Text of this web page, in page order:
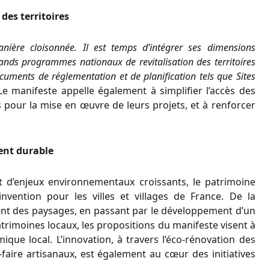
territoires
cloisonnée. Il est temps d’intégrer ses dimensions
programmes nationaux de revitalisation des territoires
de réglementation et de planification tels que Sites
manifeste appelle également à simplifier l’accès des
pour la mise en œuvre de leurs projets, et à renforcer
durable
environnementaux croissants, le patrimoine
pour les villes et villages de France. De la
des paysages, en passant par le développement d’un
locaux, les propositions du manifeste visent à
local. L’innovation, à travers l’éco-rénovation des
artisanaux, est également au cœur des initiatives